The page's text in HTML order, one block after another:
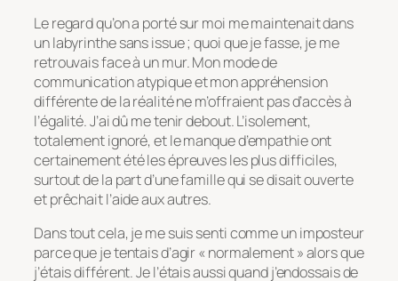
Le regard qu’on a porté sur moi me maintenait dans
un labyrinthe sans issue ; quoi que je fasse, je me
retrouvais face à un mur. Mon mode de
communication atypique et mon appréhension
différente de la réalité ne m’offraient pas d’accès à
l’égalité. J’ai dû me tenir debout. L’isolement,
totalement ignoré, et le manque d’empathie ont
certainement été les épreuves les plus difficiles,
surtout de la part d’une famille qui se disait ouverte
et prêchait l’aide aux autres.
Dans tout cela, je me suis senti comme un imposteur
parce que je tentais d’agir « normalement » alors que
j’étais différent. Je l’étais aussi quand j’endossais de